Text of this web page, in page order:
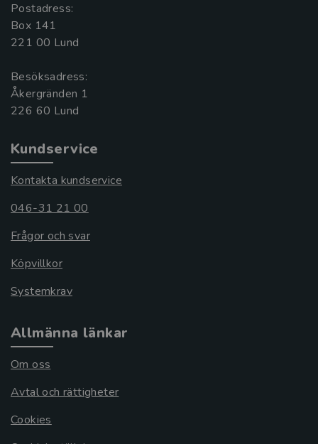
Postadress:
Box 141
221 00 Lund
Besöksadress:
Åkergränden 1
Kundservice
Kontakta kundservice
046-31 21 00
Frågor och svar
Köpvillkor
Systemkrav
Allmänna länkar
Om oss
Avtal och rättigheter
Cookies